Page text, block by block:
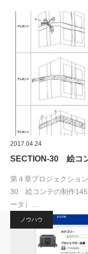
2017.04.24
SECTION-30 絵コ
第４章プロジェクショ
30 絵コンテの制作145
ータ）…
ノウハウ